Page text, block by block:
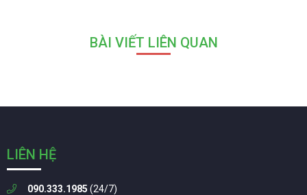
BÀI VIẾT LIÊN QUAN
LIÊN HỆ
090.333.1985 (24/7)